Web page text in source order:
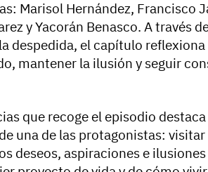
Marisol Hernández, Francisco
y Yacorán Benasco. A través
despedida, el capítulo
mantener la ilusión y seguir
que recoge el episodio
una de las protagonistas: visitar
deseos, aspiraciones e